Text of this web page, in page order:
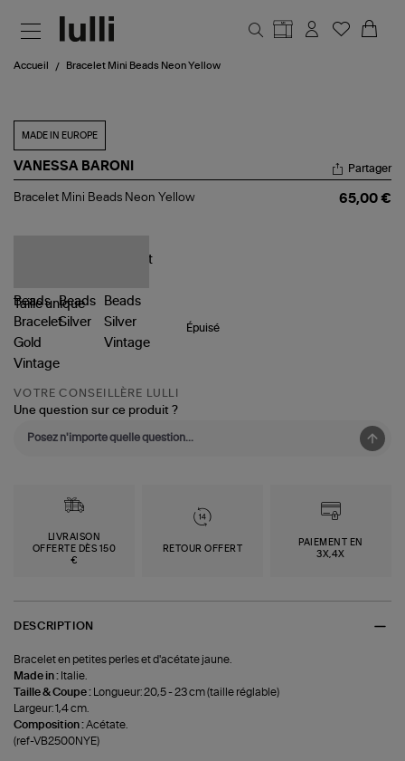
Accueil Bracelet Mini Beads Neon Yellow
MADE IN EUROPE
VANESSA BARONI
Bracelet
Partager
Bracelet Mini Beads Neon Yellow 65,00 €
Tailleunique
Épuisé
VOTRE CONSEILLÈRE LULLI
Une question sur ce produit ?
LIVRAISON
OFFERTE DÈS 150
€
RETOUR OFFERT
PAIEMENT EN
3X,4X
DESCRIPTION
Bracelet en petites perles et d'acétate jaune.
Made in : Italie.
Taille & Coupe :
Longueur: 20,5 - 23 cm (taille réglable)
Largeur: 1,4 cm.
Composition :Acétate.
(ref-VB2500NYE)